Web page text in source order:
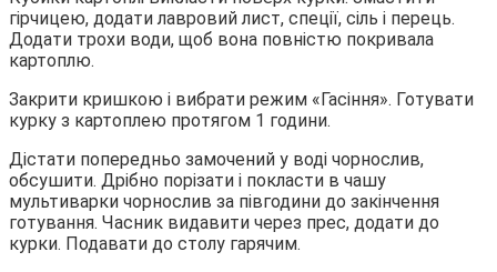
гірчицею, додати лавровий лист, спеції, сіль і перець.
Додати трохи води, щоб вона повністю покривала
картоплю.
Закрити кришкою і вибрати режим «Гасіння». Готувати
курку з картоплею протягом 1 години.
Дістати попередньо замочений у воді чорнослив,
обсушити. Дрібно порізати і покласти в чашу
мультиварки чорнослив за півгодини до закінчення
готування. Часник видавити через прес, додати до
курки. Подавати до столу гарячим.